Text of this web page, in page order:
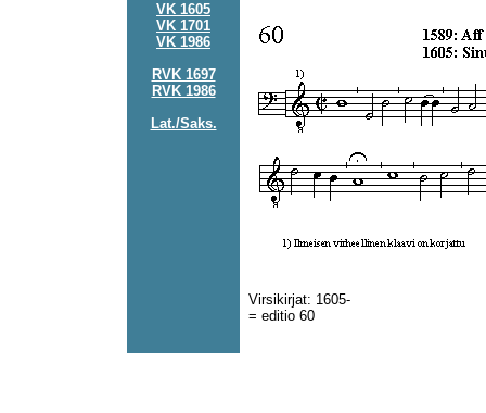
VK 1605
VK 1701
VK 1986
RVK 1697
RVK 1986
Lat./Saks.
Virsikirjat: 1605-
= editio 60